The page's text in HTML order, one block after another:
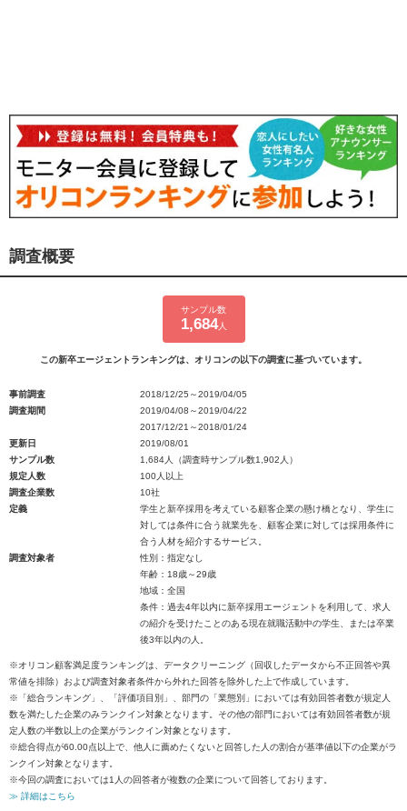
調査概要
サンプル数
1,684人
この新卒エージェントランキングは、オリコンの以下の調査に基づいています。
事前調査
2018/12/25～2019/04/05
調査期間
2019/04/08～2019/04/22
2017/12/21～2018/01/24
更新日
2019/08/01
サンプル数
1,684人（調査時サンプル数1,902人）
規定人数
100人以上
調査企業数
10社
定義
学生と新卒採用を考えている顧客企業の懸け橋となり、学生に
対しては条件に合う就業先を、顧客企業に対しては採用条件に
合う人材を紹介するサービス。
調査対象者
性別：指定なし
年齢：18歳～29歳
地域：全国
条件：過去4年以内に新卒採用エージェントを利用して、求人
の紹介を受けたことのある現在就職活動中の学生、または卒業
後3年以内の人。
※オリコン顧客満足度ランキングは、データクリーニング（回収したデータから不正回答や異
常値を排除）および調査対象者条件から外れた回答を除外した上で作成しています。
※「総合ランキング」、「評価項目別」、部門の「業態別」においては有効回答者数が規定人
数を満たした企業のみランクイン対象となります。その他の部門においては有効回答者数が規
定人数の半数以上の企業がランクイン対象となります。
※総合得点が60.00点以上で、他人に薦めたくないと回答した人の割合が基準値以下の企業がラ
ンクイン対象となります。
※今回の調査においては1人の回答者が複数の企業について回答しております。
≫ 詳細はこちら